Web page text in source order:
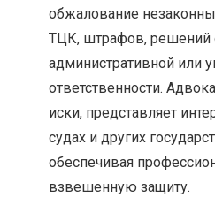
обжалование
ТЦК, штрафов, решений
административной или
ответственности.
иски, представляет
судах и других
обеспечивая
взвешенную защиту.